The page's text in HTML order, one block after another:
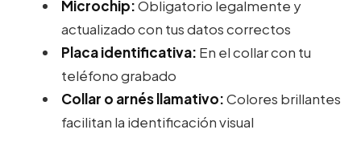
Microchip:Obligatorio legalmente y
actualizado con tus datos correctos
Placa identificativa: En el collar con tu
teléfono grabado
Collar o arnés llamativo:Colores brillantes
facilitan la identificación visual